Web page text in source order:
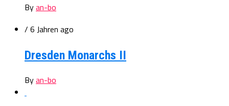
Byan-bo
/ 6 Jahren ago
Dresden Monarchs II
Byan-bo